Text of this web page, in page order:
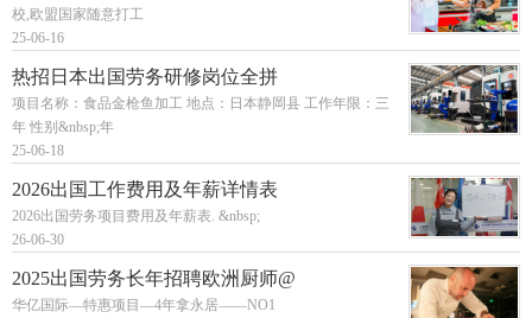
校,欧盟国家随意打工
25-06-16
热招日本出国劳务研修岗位全拼
项目名称：食品金枪鱼加工 地点：日本静岡县 工作年限：三
年 性别&nbsp;年
25-06-18
2026出国工作费用及年薪详情表
2026出国劳务项目费用及年薪表. &nbsp;
26-06-30
2025出国劳务长年招聘欧洲厨师@
华亿国际—特惠项目—4年拿永居——NO1